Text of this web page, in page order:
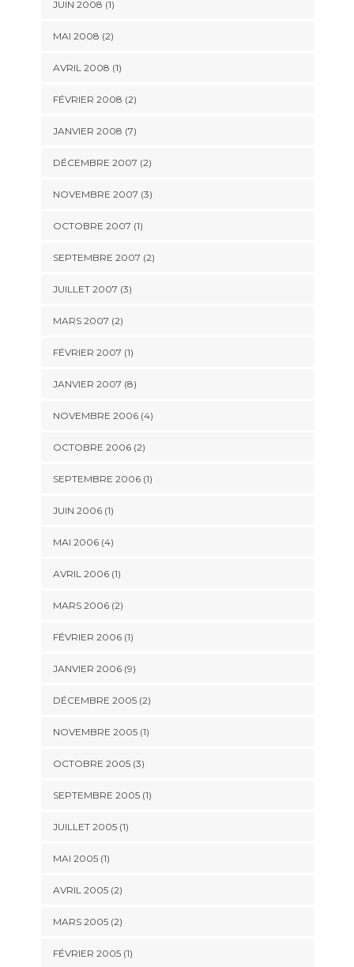
JUIN 2008 (1)
MAI 2008 (2)
AVRIL 2008 (1)
FÉVRIER 2008 (2)
JANVIER 2008 (7)
DÉCEMBRE 2007 (2)
NOVEMBRE 2007 (3)
OCTOBRE 2007 (1)
SEPTEMBRE 2007 (2)
JUILLET 2007 (3)
MARS 2007 (2)
FÉVRIER 2007 (1)
JANVIER 2007 (8)
NOVEMBRE 2006 (4)
OCTOBRE 2006 (2)
SEPTEMBRE 2006 (1)
JUIN 2006 (1)
MAI 2006 (4)
AVRIL 2006 (1)
MARS 2006 (2)
FÉVRIER 2006 (1)
JANVIER 2006 (9)
DÉCEMBRE 2005 (2)
NOVEMBRE 2005 (1)
OCTOBRE 2005 (3)
SEPTEMBRE 2005 (1)
JUILLET 2005 (1)
MAI 2005 (1)
AVRIL 2005 (2)
MARS 2005 (2)
FÉVRIER 2005 (1)